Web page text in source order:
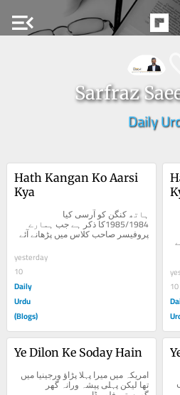
menu_open
Sarfraz
Daily
Hath Kangan Ko Aarsi
Kya
اور...
yesterday
10
Daily
Urdu
(Blogs)
10
Ye Dilon Ke Soday Hain
تھا لیکن پہلی پیشہ ورانہ گھر